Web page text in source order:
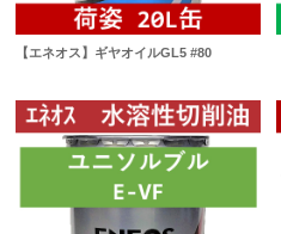
【エネオス】ギヤオイルGL5 #80